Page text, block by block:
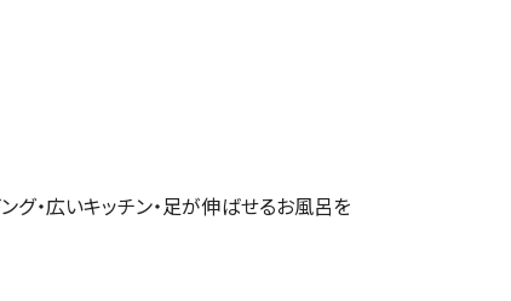
グ・広いキッチン・足が伸ばせるお風呂を